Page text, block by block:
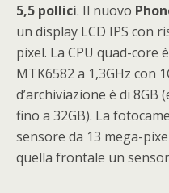
5,5 pollici. Il nuovo
un display LCD IPS con
pixel. La CPU quad-core
MTK6582 a 1,3GHz con
d’archiviazione è di 8GB
fino a 32GB). La
sensore da 13 mega-
quella frontale un